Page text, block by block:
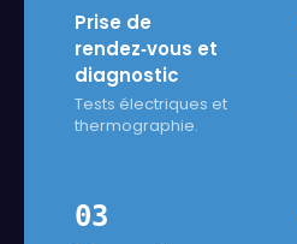
Prise de
rendez‑vous et
diagnostic
Tests électriques et
thermographie.
03